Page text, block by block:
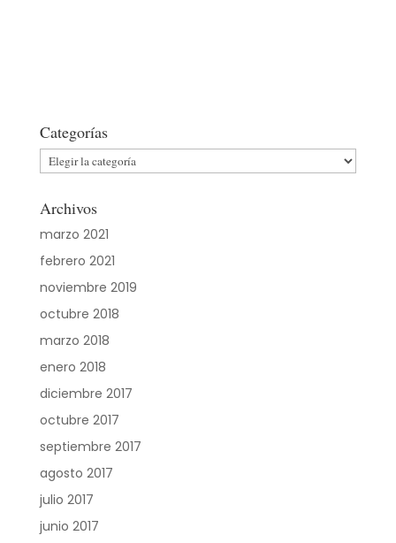
Categorías
Categorías
Archivos
marzo 2021
febrero 2021
noviembre 2019
octubre 2018
marzo 2018
enero 2018
diciembre 2017
octubre 2017
septiembre 2017
agosto 2017
julio 2017
junio 2017